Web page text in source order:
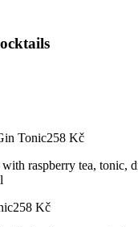
Tonic258 Kč
raspberry tea, tonic,
258 Kč